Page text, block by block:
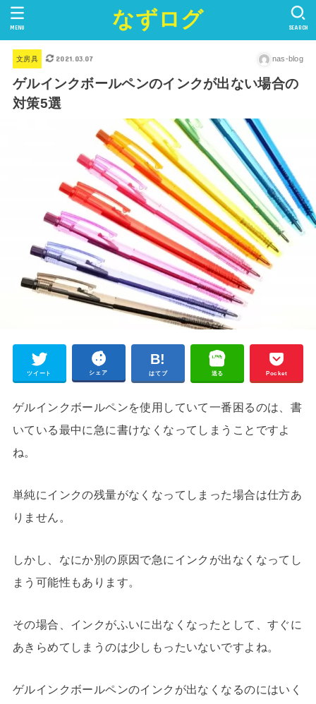
なずログ SEARCH
MENU
文房具 2021.03.07 nas-blog
ゲルインクボールペンのインクが出ない場合の
対策5選
ツイート シェア はてブ 送る Pocket
ゲルインクボールペンを使用していて一番困るのは、書
いている最中に急に書けなくなってしまうことですよ
ね。
単純にインクの残量がなくなってしまった場合は仕方あ
りません。
しかし、なにか別の原因で急にインクが出なくなってし
まう可能性もあります。
その場合、インクがふいに出なくなったとして、すぐに
あきらめてしまうのは少しもったいないですよね。
ゲルインクボールペンのインクが出なくなるのにはいく